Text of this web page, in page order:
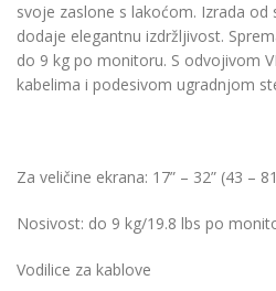
svoje zaslone s lakoćom. Izrada od
dodaje elegantnu izdržljivost.
do 9 kg po monitoru. S odvojivom
kabelima i podesivom ugradnjom
Za veličine ekrana: 17” – 32” (43 –
Nosivost: do 9 kg/19.8 lbs po
Vodilice za kablove